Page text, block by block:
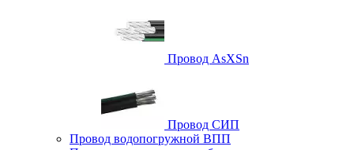
Провод AsXSn
Провод СИП
Провод водопогружной ВПП